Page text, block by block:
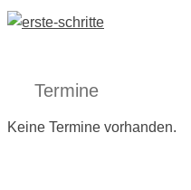
Termine
Keine Termine vorhanden.